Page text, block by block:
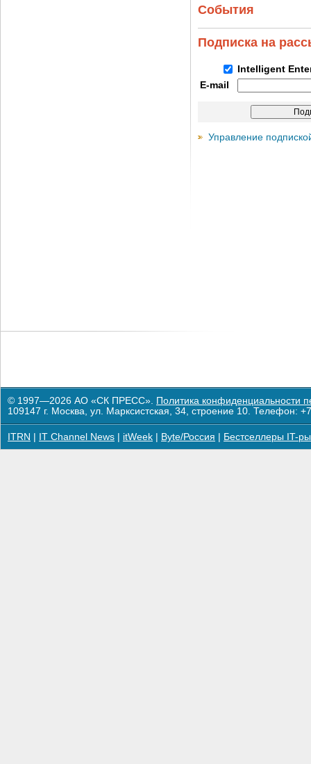
События
Подписка на
Intelligent
E-mail
Управление
© 1997—2026 АО «СК ПРЕСС». Политика конфиденциальности
109147 г. Москва, ул. Марксистская, 34, строение 10. Телефон:
ITRN IT Channel News itWeek Byte/Россия Бестселлеры IT-